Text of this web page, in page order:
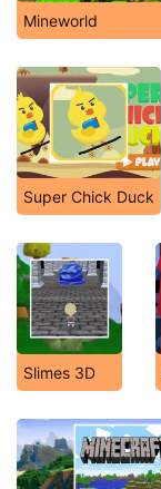
Mineworld
Super Chick Duck
Slimes 3D